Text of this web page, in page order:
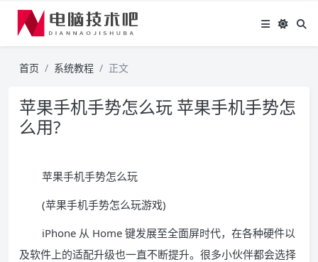
首页 系统教程 正文
苹果手机手势怎么玩 苹果手机手势怎
么用?
苹果手机手势怎么玩
(苹果手机手势怎么玩游戏)
iPhone 从 Home 键发展至全面屏时代，在各种硬件以
及软件上的适配升级也一直不断提升。很多小伙伴都会选择